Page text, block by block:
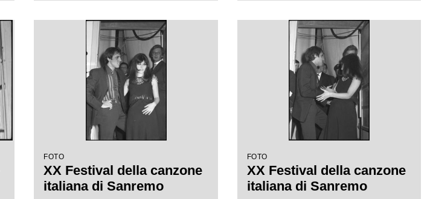
FOTO
XX Festival della canzone
italiana di Sanremo
FOTO
XX Festival della canzone
italiana di Sanremo